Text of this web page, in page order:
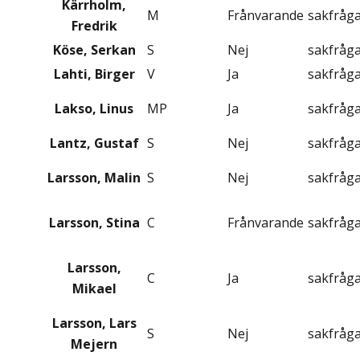
Kärrholm,
Fredrik
M Frånvarande
Köse, Serkan
S Nej
Lahti, Birger
V Ja
Lakso, Linus
MP Ja
Lantz, Gustaf S Nej
Larsson, Malin S Nej
Larsson, Stina C Frånvarande
Larsson,
Mikael
C Ja
Larsson, Lars
Mejern
S Nej